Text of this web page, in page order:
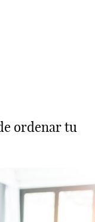
ordenar tu